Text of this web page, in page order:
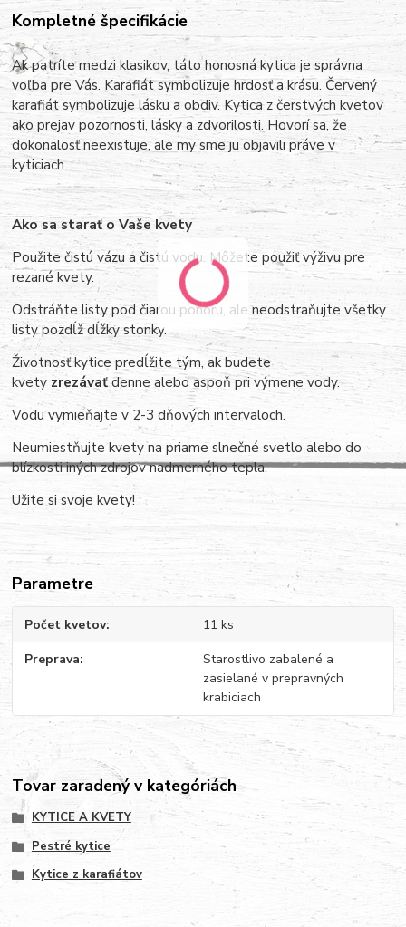
Kompletné špecifikácie
Ak patríte medzi klasikov, táto honosná kytica je správna
voľba pre Vás. Karafiát symbolizuje hrdosť a krásu. Červený
karafiát symbolizuje lásku a obdiv. Kytica z čerstvých kvetov
ako prejav pozornosti, lásky a zdvorilosti. Hovorí sa, že
dokonalosť neexistuje, ale my sme ju objavili práve v
kyticiach.
Ako sa starať o Vaše kvety
Použite čistú vázu a čistú vodu. Môžete použiť výživu pre
rezané kvety.
Odstráňte listy pod čiarou ponoru, ale neodstraňujte všetky
listy pozdĺž dĺžky stonky.
Životnosť kytice predĺžite tým, ak budete
kvetyzrezávaťdenne alebo aspoň pri výmene vody.
Vodu vymieňajte v 2-3 dňových intervaloch.
Neumiestňujte kvety na priame slnečné svetlo alebo do
blízkosti iných zdrojov nadmerného tepla.
Užite si svoje kvety!
Parametre
Počet kvetov 11 ks
Preprava
Starostlivo zabalené a
zasielané v prepravných
krabiciach
Tovar zaradený v kategóriách
KYTICE A KVETY
Pestré kytice
Kytice z karafiátov